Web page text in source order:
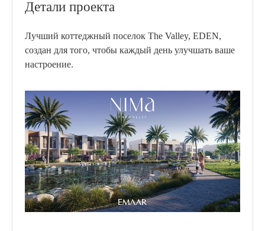
Детали проекта
Лучший коттеджный поселок The Valley, EDEN,
создан для того, чтобы каждый день улучшать ваше
настроение.